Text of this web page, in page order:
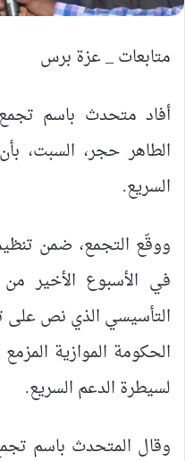
متابعات _ عزة برس
أفاد متحدث باسم
الطاهر حجر، السبت،
السريع.
ووقّع التجمع، ضمن
في الأسبوع الأخير
التأسيسي الذي نص
الحكومة الموازية
لسيطرة الدعم السريع.
وقال المتحدث باسم